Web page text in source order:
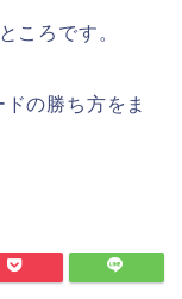
ころです。
の勝ち方をま